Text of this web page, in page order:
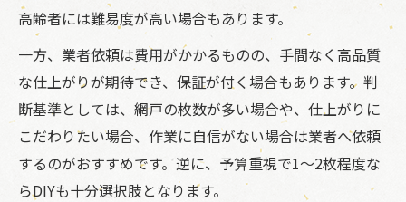
高齢者には難易度が高い場合もあります。
一方、業者依頼は費用がかかるものの、手間なく高品質
な仕上がりが期待でき、保証が付く場合もあります。判
断基準としては、網戸の枚数が多い場合や、仕上がりに
こだわりたい場合、作業に自信がない場合は業者へ依頼
するのがおすすめです。逆に、予算重視で1～2枚程度な
らDIYも十分選択肢となります。